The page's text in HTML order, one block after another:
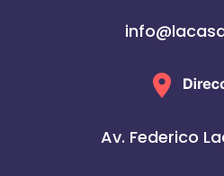
Av. Federico